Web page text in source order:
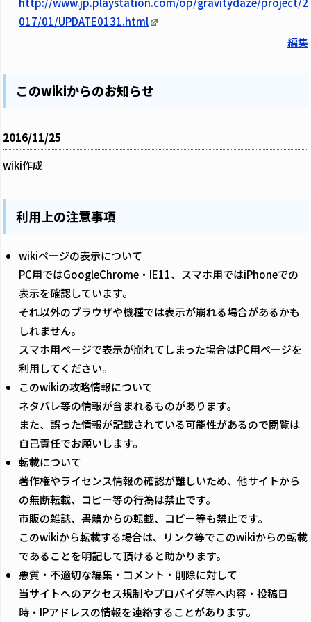
017/01/UPDATE0131.html
編集
このwikiからのお知らせ
2016/11/25
wiki作成
利用上の注意事項
wikiページの表示について
PC用ではGoogleChrome・IE11、スマホ用ではiPhoneでの
表示を確認しています。
それ以外のブラウザや機種では表示が崩れる場合があるかも
しれません。
スマホ用ページで表示が崩れてしまった場合はPC用ページを
利用してください。
このwikiの攻略情報について
ネタバレ等の情報が含まれるものがあります。
また、誤った情報が記載されている可能性があるので閲覧は
自己責任でお願いします。
転載について
著作権やライセンス情報の確認が難しいため、他サイトから
の無断転載、コピー等の行為は禁止です。
市販の雑誌、書籍からの転載、コピー等も禁止です。
このwikiから転載する場合は、リンク等でこのwikiからの転載
であることを明記して頂けると助かります。
悪質・不適切な編集・コメント・削除に対して
当サイトへのアクセス規制やプロバイダ等へ内容・投稿日
時・IPアドレスの情報を連絡することがあります。